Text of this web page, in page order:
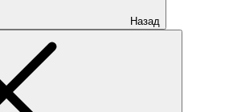
Назад